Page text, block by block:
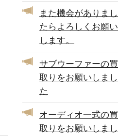
また機会がありまし
たらよろしくお願い
します。
サブウーファーの買
取りをお願いしまし
た
オーディオ一式の買
取りをお願いしまし